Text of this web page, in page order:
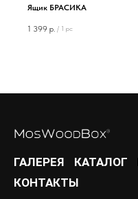
Ящик БРАСИКА
1 399 р. / 1 pc
ГАЛЕРЕЯ КАТАЛОГ
КОНТАКТЫ